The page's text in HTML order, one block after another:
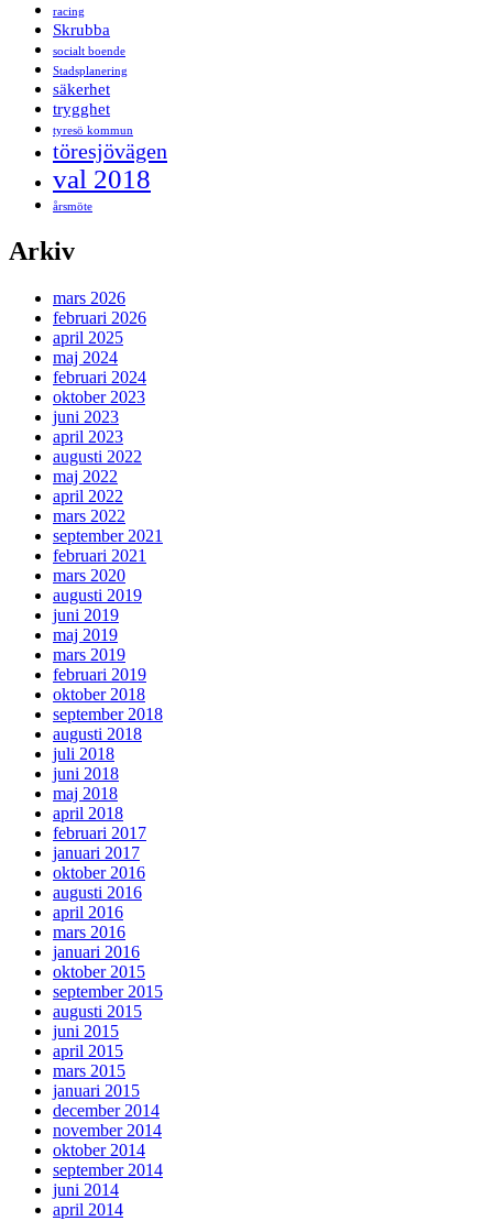
racing
Skrubba
socialt boende
Stadsplanering
säkerhet
trygghet
tyresö kommun
töresjövägen
val 2018
årsmöte
Arkiv
mars 2026
februari 2026
april 2025
maj 2024
februari 2024
oktober 2023
juni 2023
april 2023
augusti 2022
maj 2022
april 2022
mars 2022
september 2021
februari 2021
mars 2020
augusti 2019
juni 2019
maj 2019
mars 2019
februari 2019
oktober 2018
september 2018
augusti 2018
juli 2018
juni 2018
maj 2018
april 2018
februari 2017
januari 2017
oktober 2016
augusti 2016
april 2016
mars 2016
januari 2016
oktober 2015
september 2015
augusti 2015
juni 2015
april 2015
mars 2015
januari 2015
december 2014
november 2014
oktober 2014
september 2014
juni 2014
april 2014